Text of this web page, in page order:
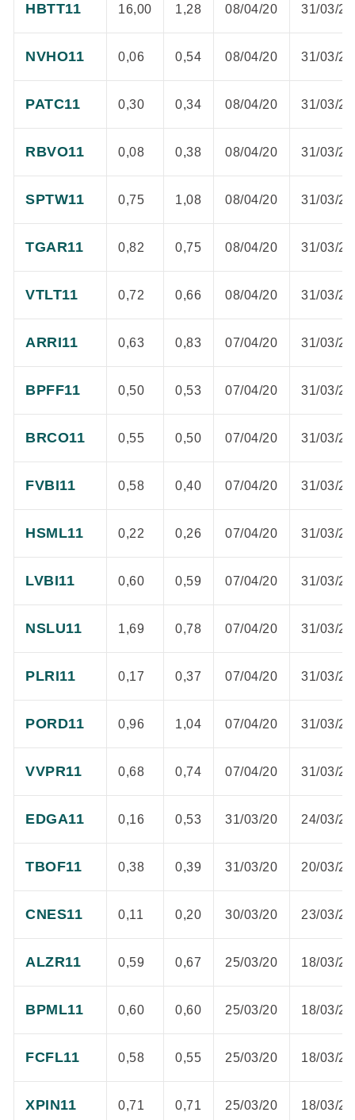
HBTT11 16,00 1,28 08/04/20 31/03/20
NVHO11 0,06 0,54 08/04/20 31/03/20
PATC11 0,30 0,34 08/04/20 31/03/20
RBVO11 0,08 0,38 08/04/20 31/03/20
SPTW11 0,75 1,08 08/04/20 31/03/20
TGAR11 0,82 0,75 08/04/20 31/03/20
VTLT11 0,72 0,66 08/04/20 31/03/20
ARRI11 0,63 0,83 07/04/20 31/03/20
BPFF11 0,50 0,53 07/04/20 31/03/20
BRCO11 0,55 0,50 07/04/20 31/03/20
FVBI11 0,58 0,40 07/04/20 31/03/20
HSML11 0,22 0,26 07/04/20 31/03/20
LVBI11 0,60 0,59 07/04/20 31/03/20
NSLU11 1,69 0,78 07/04/20 31/03/20
PLRI11 0,17 0,37 07/04/20 31/03/20
PORD11 0,96 1,04 07/04/20 31/03/20
VVPR11 0,68 0,74 07/04/20 31/03/20
EDGA11 0,16 0,53 31/03/20 24/03/20
TBOF11 0,38 0,39 31/03/20 20/03/20
CNES11 0,11 0,20 30/03/20 23/03/20
ALZR11 0,59 0,67 25/03/20 18/03/20
BPML11 0,60 0,60 25/03/20 18/03/20
FCFL11 0,58 0,55 25/03/20 18/03/20
XPIN11 0,71 0,71 25/03/20 18/03/20